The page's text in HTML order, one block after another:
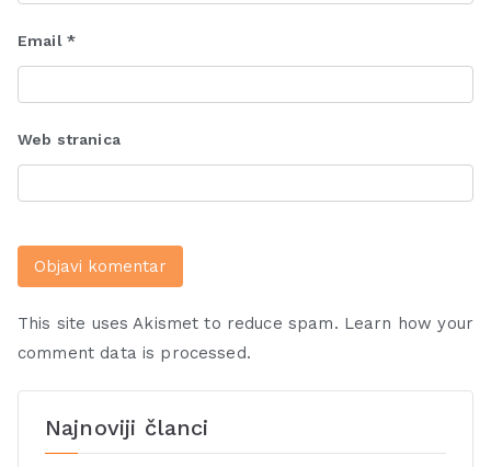
Email *
Web stranica
This site uses Akismet to reduce spam. Learn how your
comment data is processed.
Najnoviji članci